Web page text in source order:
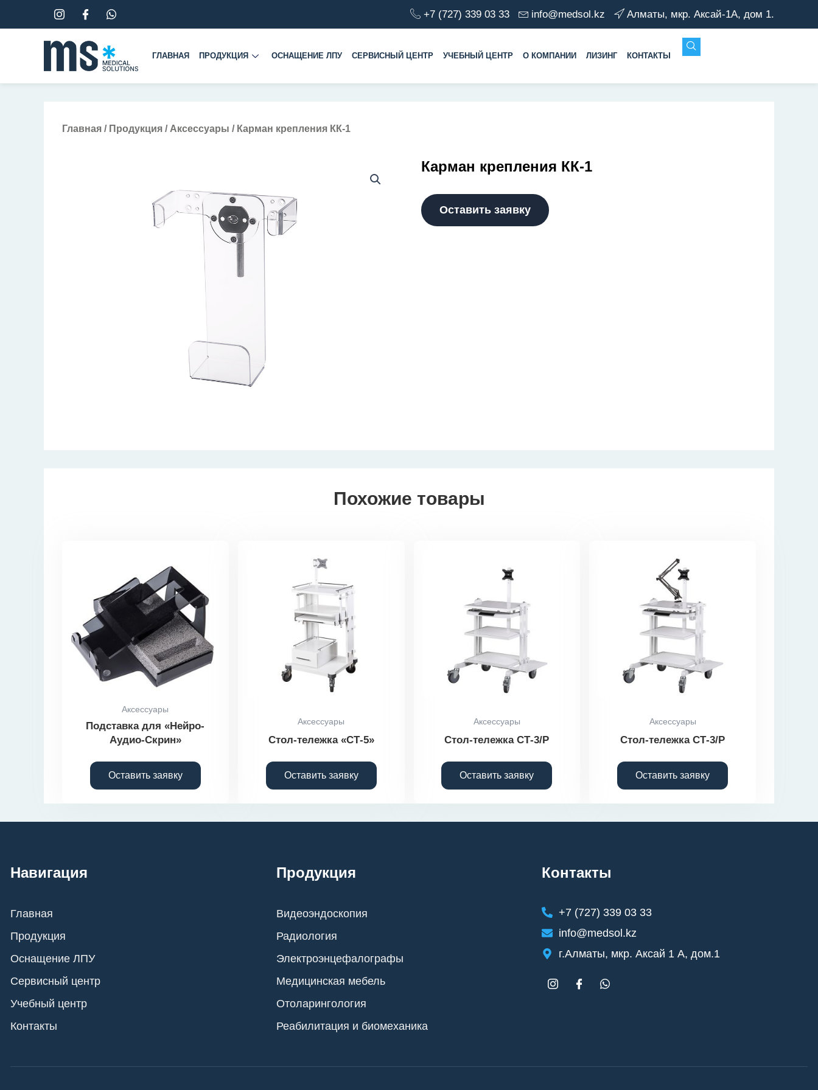
к
содержимому
+7 (727) 339 03 33 info@medsol.kz Алматы, мкр. Аксай-1А, дом 1.
ГЛАВНАЯ ПРОДУКЦИЯ ОСНАЩЕНИЕ ЛПУ СЕРВИСНЫЙ ЦЕНТР УЧЕБНЫЙ ЦЕНТР О КОМПАНИИ ЛИЗИНГ КОНТАКТЫ
Главная / Продукция / Аксессуары / Карман крепления КК-1
Карман крепления КК-1
Оставить заявку
Похожие товары
Аксессуары
Подставка для «Нейро-
Аудио-Скрин»
Оставить заявку
Аксессуары
Стол-тележка «СТ-5»
Оставить заявку
Аксессуары
Стол-тележка СТ-3/Р
Оставить заявку
Аксессуары
Стол-тележка СТ-3/Р
Оставить заявку
Навигация
Главная
Продукция
Оснащение ЛПУ
Сервисный центр
Учебный центр
Контакты
Продукция
Видеоэндоскопия
Радиология
Электроэнцефалографы
Медицинская мебель
Отоларингология
Реабилитация и биомеханика
Контакты
+7 (727) 339 03 33
info@medsol.kz
г.Алматы, мкр. Аксай 1 А, дом.1